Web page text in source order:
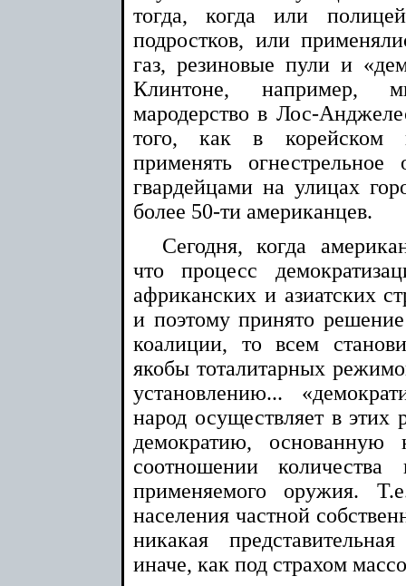
тогда, когда или
подростков, или
газ, резиновые пули и
Клинтоне, например,
мародерство в Лос-
того, как в корейском
применять
гвардейцами на улицах
более 50-ти американцев.
Сегодня, когда
что процесс
африканских и азиатских
и поэтому принято
коалиции, то всем
якобы тоталитарных
установлению...
народ осуществляет в этих
демократию,
соотношении количества
применяемого оружия.
населения частной
никакая
иначе, как под страхом